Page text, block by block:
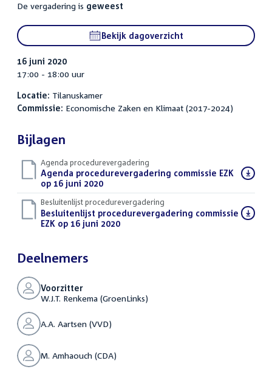
De vergadering is geweest
Bekijk dagoverzicht
16 juni 2020
17:00 - 18:00 uur
Locatie: Tilanuskamer
Commissie: Economische Zaken en Klimaat (2017-2024)
Bijlagen
Agenda procedurevergadering
Download
bestand:
Agenda procedurevergadering commissie EZK
op 16 juni 2020(PDF)
Besluitenlijst procedurevergadering
Download
bestand:
Besluitenlijst procedurevergadering commissie
EZK op 16 juni 2020(PDF)
Deelnemers
Voorzitter
W.J.T. Renkema (GroenLinks)
A.A. Aartsen (VVD)
M. Amhaouch (CDA)